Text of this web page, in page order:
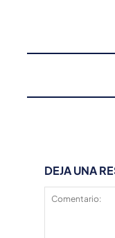
DEJA UNA